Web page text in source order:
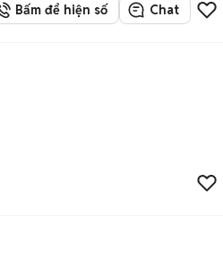
Bấm để hiện số Chat